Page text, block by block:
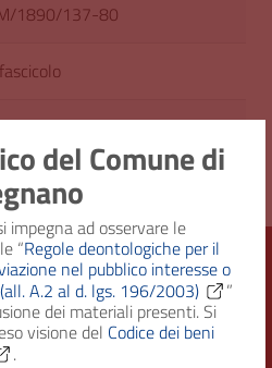
del Comune di
impegna ad osservare le
“Regole deontologiche per il
nel pubblico interesse o
A.2 al d. lgs. 196/2003)
”
dei materiali presenti. Si
visione del Codice dei beni
.
1890/137-80
8 - Dal 1888 al 1893
– Archivio Storico